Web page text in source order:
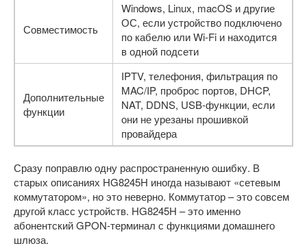
Совместимость
Windows, Linux, macOS и другие
ОС, если устройство подключено
по кабелю или Wi-Fi и находится
в одной подсети
Дополнительные
функции
IPTV, телефония, фильтрация по
MAC/IP, проброс портов, DHCP,
NAT, DDNS, USB-функции, если
они не урезаны прошивкой
провайдера
Сразу поправлю одну распространенную ошибку. В
старых описаниях HG8245H иногда называют «сетевым
коммутатором», но это неверно. Коммутатор – это совсем
другой класс устройств. HG8245H – это именно
абонентский GPON-терминал с функциями домашнего
шлюза.